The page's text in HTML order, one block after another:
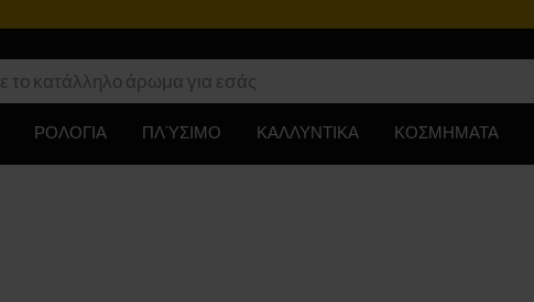
ΡΟΛΟΓΙΑ ΠΛΎΣΙΜΟ ΚΑΛΛΥΝΤΙΚΑ ΚΟΣΜΗΜΑΤΑ